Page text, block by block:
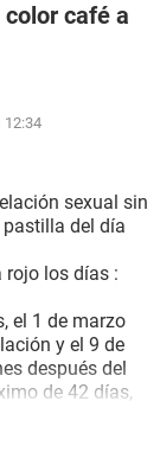
café a
12:34
sexual sin
del día
rojo los días :
el 1 de marzo
y el 9 de
después del
de 42 días,
que tengo)